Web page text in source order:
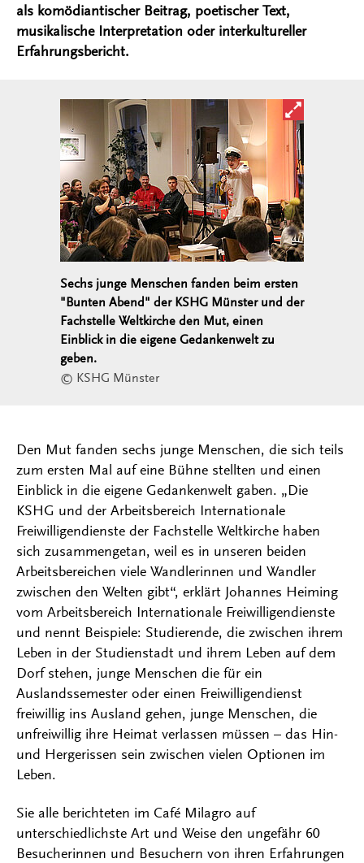
als komödiantischer Beitrag, poetischer Text,
musikalische Interpretation oder interkultureller
Erfahrungsbericht.
Bild in
Sechs junge Menschen fanden beim ersten
"Bunten Abend" der KSHG Münster und der
Fachstelle Weltkirche den Mut, einen
Einblick in die eigene Gedankenwelt zu
geben.
© KSHG Münster
Den Mut fanden sechs junge Menschen, die sich teils
zum ersten Mal auf eine Bühne stellten und einen
Einblick in die eigene Gedankenwelt gaben. „Die
KSHG und der Arbeitsbereich Internationale
Freiwilligendienste der Fachstelle Weltkirche haben
sich zusammengetan, weil es in unseren beiden
Arbeitsbereichen viele Wandlerinnen und Wandler
zwischen den Welten gibt“, erklärt Johannes Heiming
vom Arbeitsbereich Internationale Freiwilligendienste
und nennt Beispiele: Studierende, die zwischen ihrem
Leben in der Studienstadt und ihrem Leben auf dem
Dorf stehen, junge Menschen die für ein
Auslandssemester oder einen Freiwilligendienst
freiwillig ins Ausland gehen, junge Menschen, die
unfreiwillig ihre Heimat verlassen müssen – das Hin-
und Hergerissen sein zwischen vielen Optionen im
Leben.
Sie alle berichteten im Café Milagro auf
unterschiedlichste Art und Weise den ungefähr 60
Besucherinnen und Besuchern von ihren Erfahrungen